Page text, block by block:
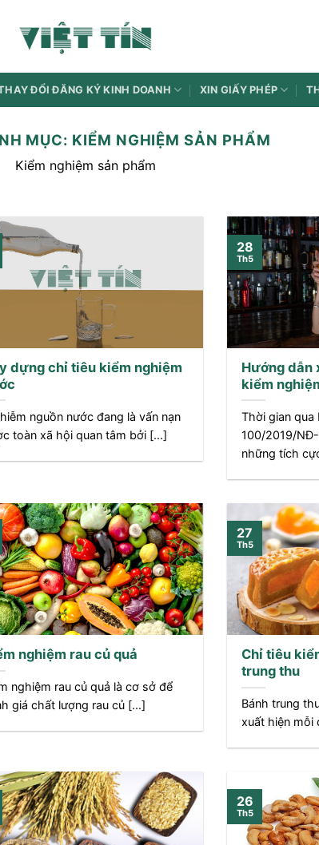
ĐỔI ĐĂNG KÝ KINH DOANH XIN GIẤY PHÉP
MỤC: KIỂM NGHIỆM SẢN PHẨM
Kiểm nghiệm sản phẩm
dựng chỉ tiêu kiểm nghiệm
nguồn nước đang là vấn nạn
toàn xã hội quan tâm bởi [...]
Hướng dẫn
kiểm
Thời gian qua
100/2019/NĐ-
những tích
28
Th5
nghiệm rau củ quả
nghiệm rau củ quả là cơ sở để
giá chất lượng rau củ [...]
Chỉ tiêu
trung thu
Bánh trung
xuất hiện mỗi
27
Th5
26
Th5